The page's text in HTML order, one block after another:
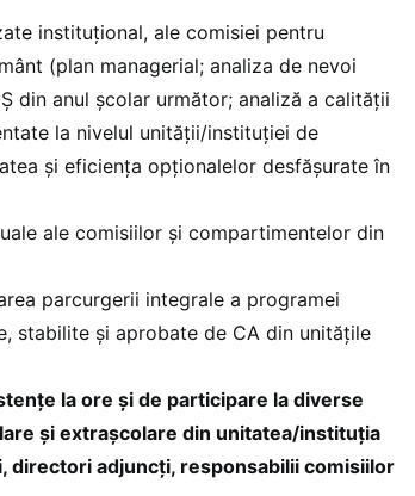
instituțional, ale comisiei pentru
(plan managerial; analiza de nevoi
din anul școlar următor; analiză a calității
la nivelul unității/instituției de
și eficiența opționalelor desfășurate în
ale comisiilor şi compartimentelor din
parcurgerii integrale a programei
stabilite și aprobate de CA din unitățile
la ore și de participare la diverse
şi extraşcolare din unitatea/instituția
directori adjuncți, responsabilii comisiilor